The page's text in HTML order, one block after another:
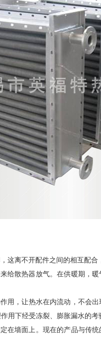
不开配件之间的相互配合
热器放气。在供暖期，
，让热水在内流动，不
下经受冻裂、膨胀漏水的考验
墙面上。现在的产品与传